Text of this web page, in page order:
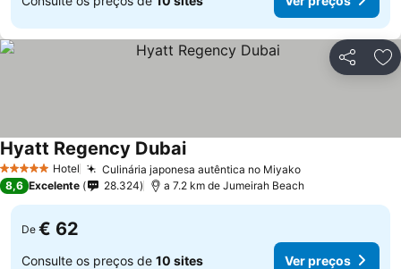
Partilhar
5 Estrelas Hotel Culinária japonesa autêntica no Miyako
Hyatt Regency Dubai
8,6 Excelente 28.324 a 7.2 km de Jumeirah Beach
De € 62
Consulte os preços de 10 sites Ver preços